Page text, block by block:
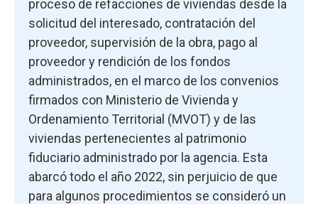
proceso de refacciones de viviendas desde la
solicitud del interesado, contratación del
proveedor, supervisión de la obra, pago al
proveedor y rendición de los fondos
administrados, en el marco de los convenios
firmados con Ministerio de Vivienda y
Ordenamiento Territorial (MVOT) y de las
viviendas pertenecientes al patrimonio
fiduciario administrado por la agencia. Esta
abarcó todo el año 2022, sin perjuicio de que
para algunos procedimientos se consideró un